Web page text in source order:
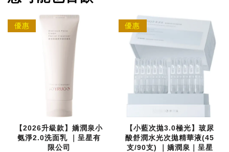
優惠
【2026升級款】嬌潤泉小
氨淨2.0洗面乳 ｜呈星有
限公司
優惠
【小藍次拋3.0極光】玻尿
酸舒潤水光次拋精華液(45
支/90支) ｜嬌潤泉｜呈星